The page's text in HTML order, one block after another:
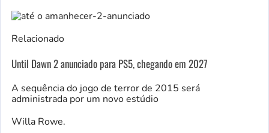
Relacionado
Until Dawn 2 anunciado para PS5, chegando em 2027
A sequência do jogo de terror de 2015 será
administrada por um novo estúdio
Willa Rowe.